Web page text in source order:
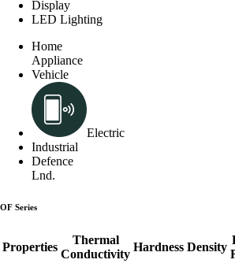
Display
LED Lighting
Home
Appliance
Vehicle
Electric
Industrial
Defence
Lnd.
OF Series
Properties
Thermal
Conductivity
Hardness Density